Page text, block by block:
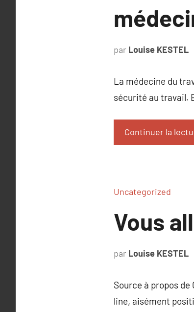
par Louise KESTEL
La médecine du
sécurité au travail.
Continuer la
Uncategorized
Vous
par Louise KESTEL
Source à propos
line, aisément